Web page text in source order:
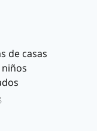
de casas